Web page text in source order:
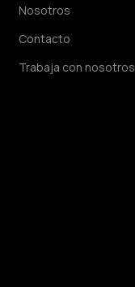
Nosotros
Contacto
Trabaja con nosotros